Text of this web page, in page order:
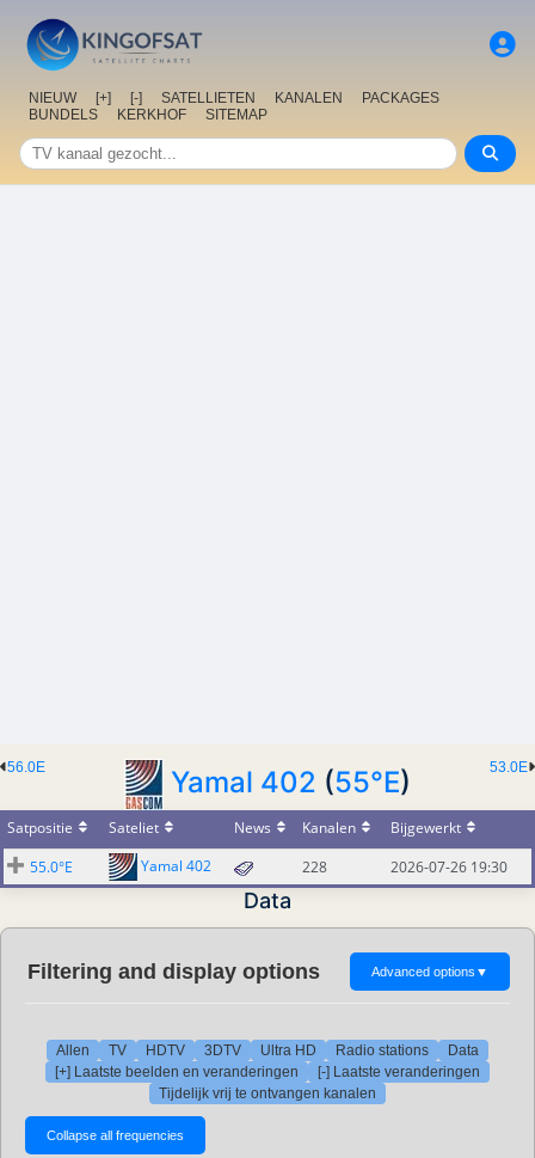
NIEUW [+] [-] SATELLIETEN KANALEN
PACKAGES
BUNDELS
KERKHOF SITEMAP
53.0E
56.0E Yamal 402 (55°E)
Satpositie Sateliet News Kanalen
Bijgewerkt
55.0°E
Yamal 402 228 2026-07-26 19:30
Data
Filtering and display options Advanced options ▼
Allen TV HDTV 3DTV Ultra HD Radio stations
Data
[+] Laatste beelden en veranderingen
[-] Laatste veranderingen
Tijdelijk vrij te ontvangen kanalen